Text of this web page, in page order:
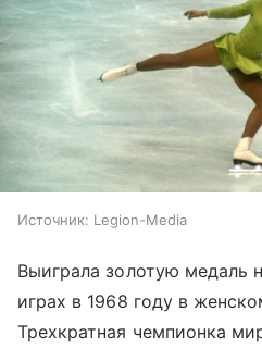
Источник: Legion-Media
Выиграла золотую медаль
играх в 1968 году в
Трехкратная чемпионка